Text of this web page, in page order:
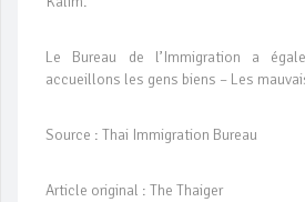
Le Bureau de l’Immigration a
accueillons les gens biens – Les
Source : Thai Immigration Bureau
Article original : The Thaiger